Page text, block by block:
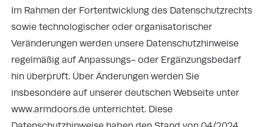
Im Rahmen der Fortentwicklung des Datenschutzrechts
sowie technologischer oder organisatorischer
Veränderungen werden unsere Datenschutzhinweise
regelmäßig auf Anpassungs- oder Ergänzungsbedarf
hin überprüft. Über Änderungen werden Sie
insbesondere auf unserer deutschen Webseite unter
www.armdoors.de unterrichtet. Diese